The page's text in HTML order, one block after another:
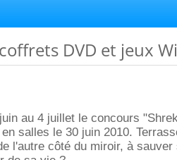
DVD et jeux
au 4 juillet le concours
salles le 30 juin 2010.
l'autre côté du miroir, à